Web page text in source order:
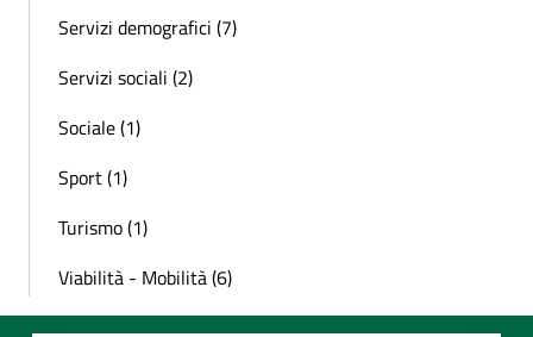
Servizi demografici (7)
Servizi sociali (2)
Sociale (1)
Sport (1)
Turismo (1)
Viabilità - Mobilità (6)